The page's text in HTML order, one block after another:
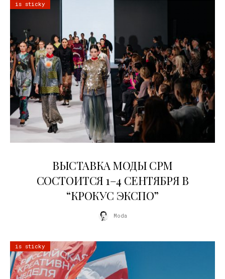
is sticky
ВЫСТАВКА МОДЫ CPM
СОСТОИТСЯ 1–4 СЕНТЯБРЯ В
“КРОКУС ЭКСПО”
Moda
is sticky